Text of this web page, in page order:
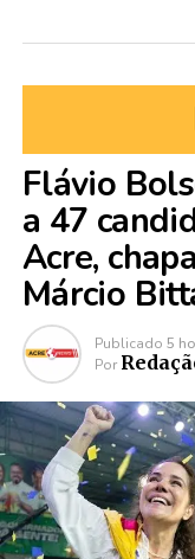
Flávio
a 47
Acre,
Márcio
Publicado 5
Por